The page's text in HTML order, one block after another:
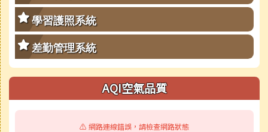
學習護照系統
差勤管理系統
AQI空氣品質
⚠️ 網路連線錯誤，請檢查網路狀態